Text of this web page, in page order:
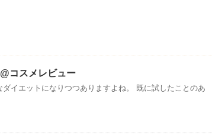
コスメレビュー
ダイエットになりつつありますよね。 既に試したことのあ